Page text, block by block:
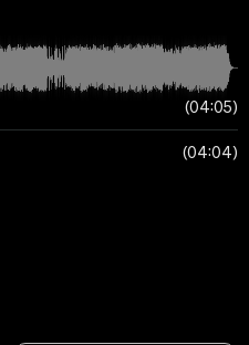
04:05
04:04